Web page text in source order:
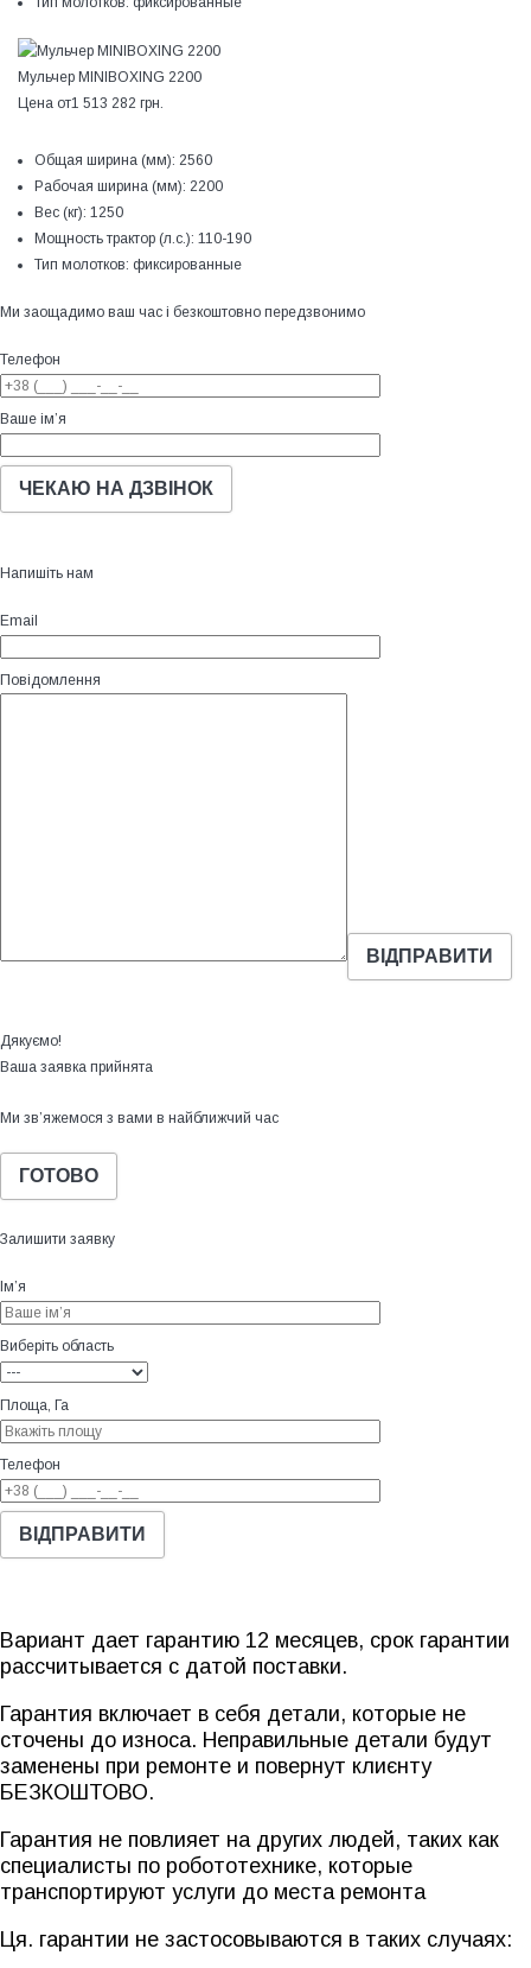
Мульчер MINIBOXING 2200
Цена от1 513 282 грн.
Общая ширина (мм): 2560
Рабочая ширина (мм): 2200
Вес (кг): 1250
Мощность трактор (л.с.): 110-190
Тип молотков: фиксированные
Ми заощадимо ваш час і безкоштовно передзвонимо
Телефон
Ваше ім’я
Напишіть нам
Email
Повідомлення
Дякуємо!
Ваша заявка прийнята
Ми зв’яжемося з вами в найближчий час
ГОТОВО
Залишити заявку
Ім’я
Виберіть область
Площа, Га
Телефон
Вариант дает гарантию 12 месяцев, срок гарантии
рассчитывается с датой поставки.
Гарантия включает в себя детали, которые не
сточены до износа. Неправильные детали будут
заменены при ремонте и повернут клиєнту
БЕЗКОШТОВО.
Гарантия не повлияет на других людей, таких как
специалисты по робототехнике, которые
транспортируют услуги до места ремонта
Ця. гарантии не застосовываются в таких случаях: